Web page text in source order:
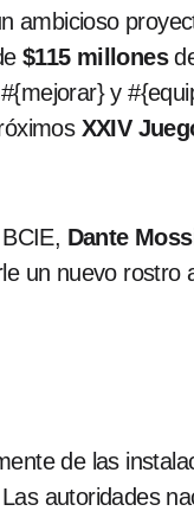
ambicioso
$115 millones
y
XXIV
Dante
un nuevo rostro
de las
autoridades